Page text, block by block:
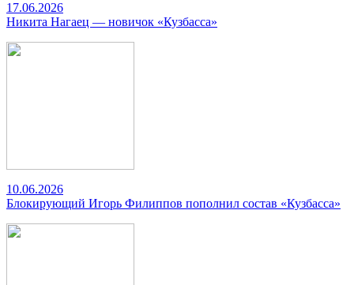
17.06.2026
Никита Нагаец — новичок «Кузбасса»
10.06.2026
Блокирующий Игорь Филиппов пополнил состав «Кузбасса»